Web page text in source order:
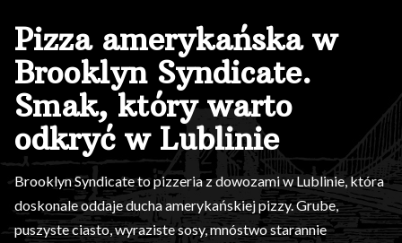
Pizza amerykańska w
Brooklyn Syndicate.
Smak, który warto
odkryć w Lublinie
Brooklyn Syndicate to pizzeria z dowozami w Lublinie, która
doskonale oddaje ducha amerykańskiej pizzy. Grube,
puszyste ciasto, wyraziste sosy, mnóstwo starannie